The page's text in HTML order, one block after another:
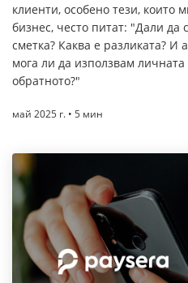
клиенти, особено тези, които
бизнес, често питат: "Дали
сметка? Каква е разликата?
мога ли да използвам личната
обратното?"
май 2025 г. • 5 мин